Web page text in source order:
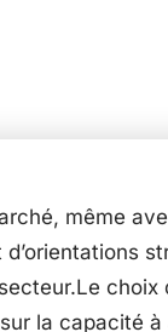
même
choix
la capacité